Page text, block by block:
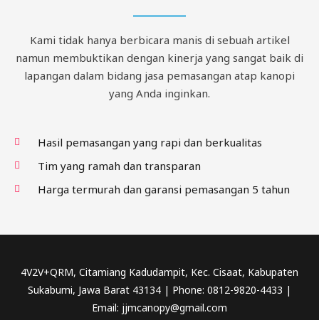
Kami tidak hanya berbicara manis di sebuah artikel
namun membuktikan dengan kinerja yang sangat baik di
lapangan dalam bidang jasa pemasangan atap kanopi
yang Anda inginkan.
Hasil pemasangan yang rapi dan berkualitas
Tim yang ramah dan transparan
Harga termurah dan garansi pemasangan 5 tahun
4V2V+QRM, Citamiang Kadudampit, Kec. Cisaat, Kabupaten
Sukabumi, Jawa Barat 43134 | Phone: 0812-9820-4433 |
Email: jjmcanopy@gmail.com